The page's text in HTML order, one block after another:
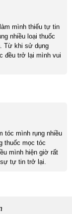
mình thiếu tự tin
nhiều loại thuốc
Từ khi sử dụng
đều trở lại mình vui
tóc mình rụng nhiều
thuốc mọc tóc
mình hiện giờ rất
tự tin trở lại.